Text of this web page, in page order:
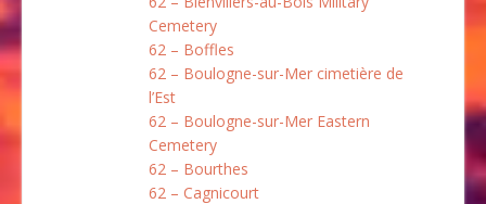
Cemetery
62 – Boffles
62 – Boulogne-sur-Mer cimetière de
l’Est
62 – Boulogne-sur-Mer Eastern
Cemetery
62 – Bourthes
62 – Cagnicourt